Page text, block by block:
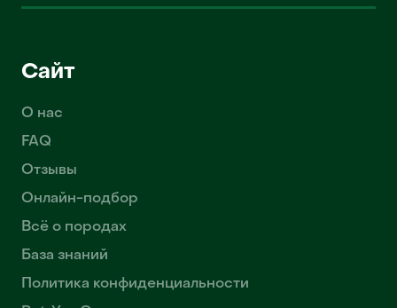
Сайт
О нас
FAQ
Отзывы
Онлайн-подбор
Всё о породах
База знаний
Политика конфиденциальности